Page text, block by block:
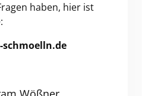
haben, hier ist
schmoelln.de